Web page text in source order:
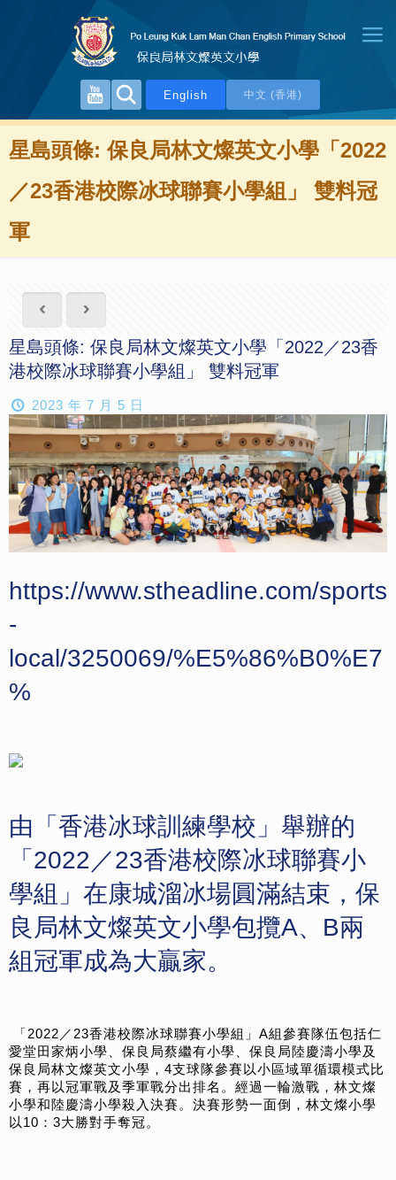
English 中文 (香港)
星島頭條: 保良局林文燦英文小學「2022
／23香港校際冰球聯賽小學組」 雙料冠
軍
星島頭條: 保良局林文燦英文小學「2022／23香
港校際冰球聯賽小學組」 雙料冠軍
2023 年 7 月 5 日
https://www.stheadline.com/sports
-
local/3250069/%E5%86%B0%E7
%
由「香港冰球訓練學校」舉辦的
「2022／23香港校際冰球聯賽小
學組」在康城溜冰場圓滿結束，保
良局林文燦英文小學包攬A、B兩
組冠軍成為大贏家。
「2022／23香港校際冰球聯賽小學組」A組參賽隊伍包括仁
愛堂田家炳小學、保良局蔡繼有小學、 保良局陸慶濤小學及
保良局林文燦英文小學，4支球隊參賽以小區域單循環模式比
賽，再以冠軍戰及季軍戰分出排名。經過一輪激戰， 林文燦
小學和陸慶濤小學殺入決賽。決賽形勢一面倒，林文燦小學
以 10：3大勝對手奪冠。